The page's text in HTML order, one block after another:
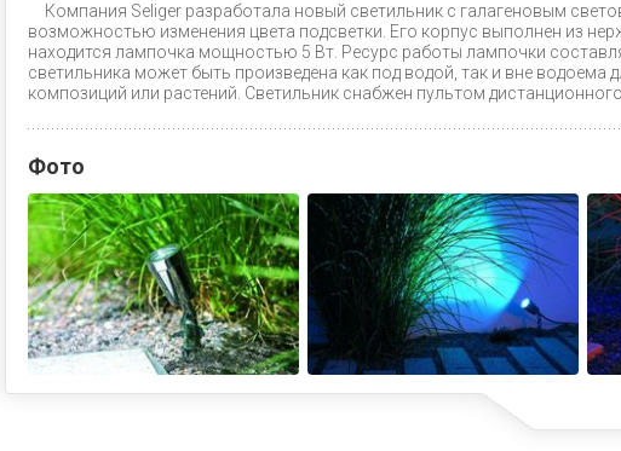
Компания Seliger разработала новый светильник с галагеновым
возможностью изменения цвета подсветки. Его корпус выполнен из
находится лампочка мощностью 5 Вт. Ресурс работы лампочки
светильника может быть произведена как под водой, так и вне водоема
композиций или растений. Светильник снабжен пультом
Фото